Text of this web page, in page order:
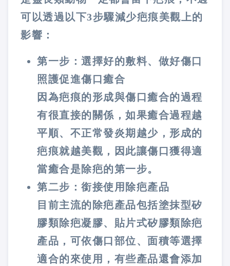
可以透過以下3步驟減少疤痕美觀上的
影響：
第一步：選擇好的敷料、做好傷口
照護促進傷口癒合
因為疤痕的形成與傷口癒合的過程
有很直接的關係，如果癒合過程越
平順、不正常發炎期越少，形成的
疤痕就越美觀，因此讓傷口獲得適
當癒合是除疤的第一步。
第二步：銜接使用除疤產品
目前主流的除疤產品包括塗抹型矽
膠類除疤凝膠、貼片式矽膠類除疤
產品，可依傷口部位、面積等選擇
適合的來使用，有些產品還會添加